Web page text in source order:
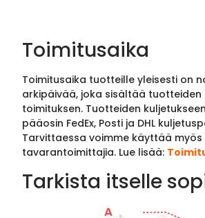
Toimitusaika
Toimitusaika tuotteille yleisesti on
arkipäivää, joka sisältää tuotteiden
toimituksen. Tuotteiden
pääosin FedEx, Posti ja DHL
Tarvittaessa voimme käyttää myös
tavarantoimittajia. Lue lisää:
Tarkista itselle